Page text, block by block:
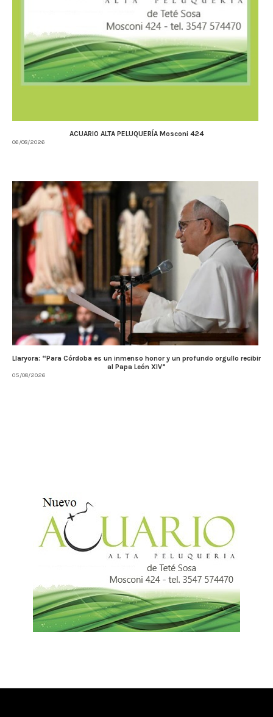
ACUARIO ALTA PELUQUERÍA Mosconi 424
06/08/2026
Llaryora: “Para Córdoba es un inmenso honor y un profundo orgullo recibir
al Papa León XIV”
05/08/2026